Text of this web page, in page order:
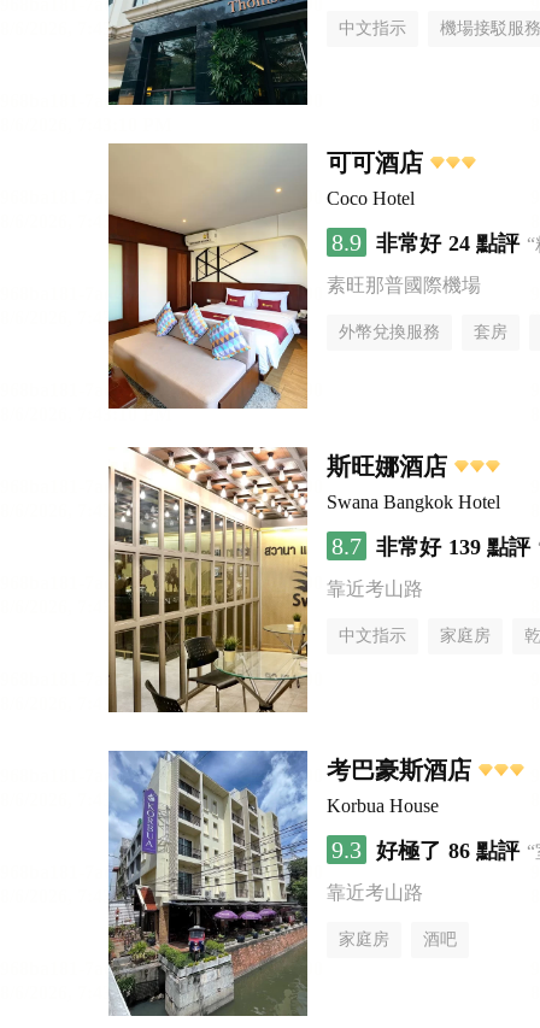
中文指示 機場接駁服務
可可酒店
Coco Hotel
8.9 非常好 24 點評
素旺那普國際機場
外幣兌換服務 套房
斯旺娜酒店
Swana Bangkok Hotel
8.7 非常好 139 點評
靠近考山路
中文指示 家庭房
考巴豪斯酒店
Korbua House
9.3 好極了 86 點評
靠近考山路
家庭房 酒吧